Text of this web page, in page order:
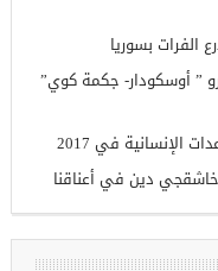
الأمنية
” أوسكودار- جكمة كوي”
الإنسانية في 2017
دين في أعناقنا